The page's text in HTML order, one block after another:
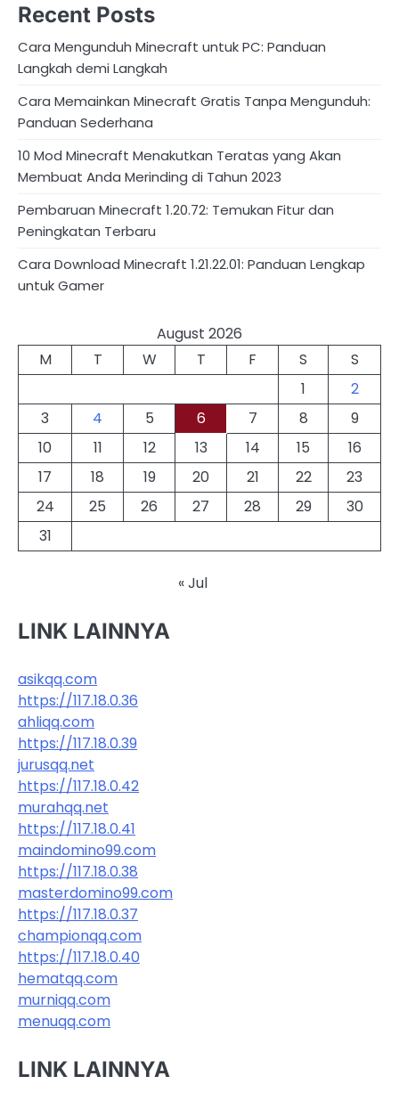
Recent Posts
Cara Mengunduh Minecraft untuk PC: Panduan
Langkah demi Langkah
Cara Memainkan Minecraft Gratis Tanpa Mengunduh:
Panduan Sederhana
10 Mod Minecraft Menakutkan Teratas yang Akan
Membuat Anda Merinding di Tahun 2023
Pembaruan Minecraft 1.20.72: Temukan Fitur dan
Peningkatan Terbaru
Cara Download Minecraft 1.21.22.01: Panduan Lengkap
untuk Gamer
August 2026
M
T W T F S
S
1
2
3
4 5 6 7 8
9
10
11 12 13 14 15
16
17
18 19 20 21 22
23
24
25 26 27 28 29
30
31
« Jul
LINK LAINNYA
asikqq.com
https://117.18.0.36
ahliqq.com
https://117.18.0.39
jurusqq.net
https://117.18.0.42
murahqq.net
https://117.18.0.41
maindomino99.com
https://117.18.0.38
masterdomino99.com
https://117.18.0.37
championqq.com
https://117.18.0.40
hematqq.com
murniqq.com
menuqq.com
LINK LAINNYA